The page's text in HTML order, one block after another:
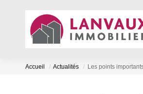
Accueil Actualités Les points